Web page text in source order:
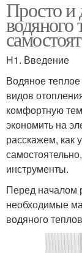
Просто и
водяного
H1. Введение
Водяное
видов
комфортную
экономить на
расскажем, как
инструменты.
Перед началом
необходимые
водяного